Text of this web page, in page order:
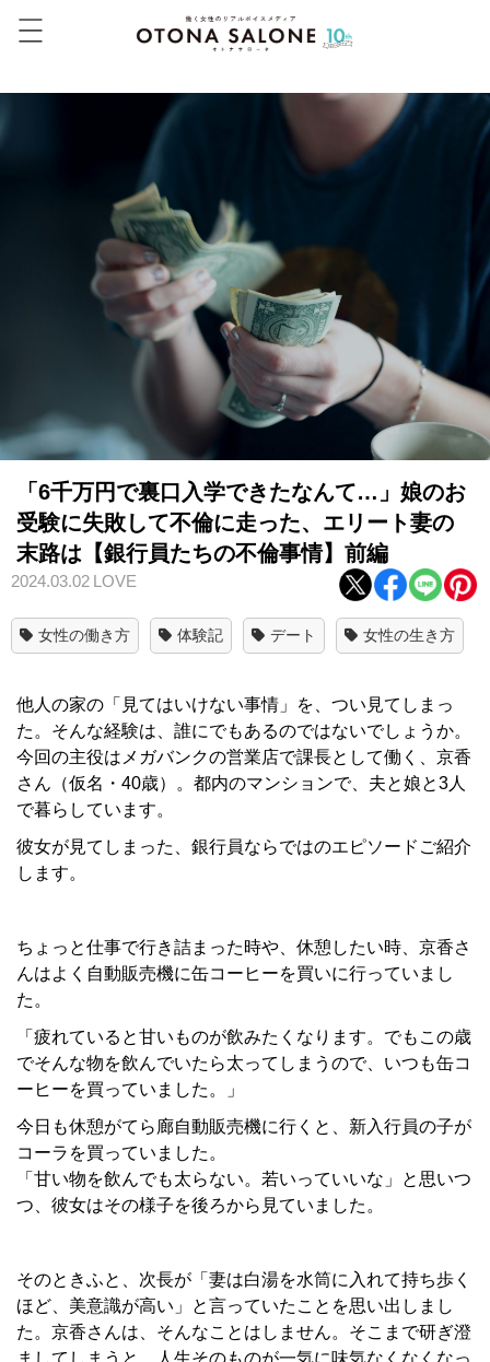
「6千万円で裏口入学できたなんて…」娘のお
受験に失敗して不倫に走った、エリート妻の
末路は【銀行員たちの不倫事情】前編
2024.03.02 LOVE
女性の働き方 体験記 デート 女性の生き方
他人の家の「見てはいけない事情」を、つい見てしまっ
た。そんな経験は、誰にでもあるのではないでしょうか。
今回の主役はメガバンクの営業店で課長として働く、京香
さん（仮名・40歳）。都内のマンションで、夫と娘と3人
で暮らしています。
彼女が見てしまった、銀行員ならではのエピソードご紹介
します。
ちょっと仕事で行き詰まった時や、休憩したい時、京香さ
んはよく自動販売機に缶コーヒーを買いに行っていまし
た。
「疲れていると甘いものが飲みたくなります。でもこの歳
でそんな物を飲んでいたら太ってしまうので、いつも缶コ
ーヒーを買っていました。」
今日も休憩がてら廊自動販売機に行くと、新入行員の子が
コーラを買っていました。
「甘い物を飲んでも太らない。若いっていいな」と思いつ
つ、彼女はその様子を後ろから見ていました。
そのときふと、次長が「妻は白湯を水筒に入れて持ち歩く
ほど、美意識が高い」と言っていたことを思い出しまし
た。京香さんは、そんなことはしません。そこまで研ぎ澄
ましてしまうと、人生そのものが一気に味気なくなくなっ